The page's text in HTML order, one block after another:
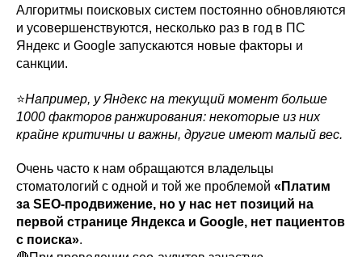
Алгоритмы поисковых систем постоянно обновляются
и усовершенствуются, несколько раз в год в ПС
Яндекс и Google запускаются новые факторы и
санкции.
⭐Например, у Яндекс на текущий момент больше
1000 факторов ранжирования: некоторые из них
крайне критичны и важны, другие имеют малый вес.
Очень часто к нам обращаются владельцы
стоматологий с одной и той же проблемой «Платим
за SEO-продвижение, но у нас нет позиций на
первой странице Яндекса и Google, нет пациентов
с поиска».